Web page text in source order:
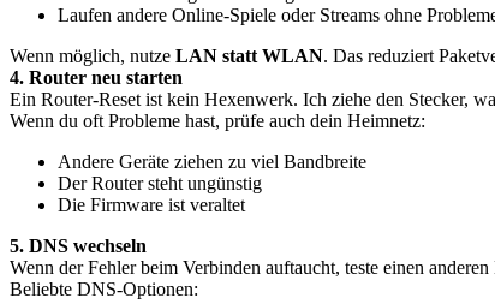
Laufen andere Online-Spiele oder Streams ohne
Wenn möglich, nutze LAN statt WLAN. Das reduziert
4. Router neu starten
Ein Router-Reset ist kein Hexenwerk. Ich ziehe den Stecker,
Wenn du oft Probleme hast, prüfe auch dein Heimnetz:
Andere Geräte ziehen zu viel Bandbreite
Der Router steht ungünstig
Die Firmware ist veraltet
5. DNS wechseln
Wenn der Fehler beim Verbinden auftaucht, teste einen
Beliebte DNS-Optionen: